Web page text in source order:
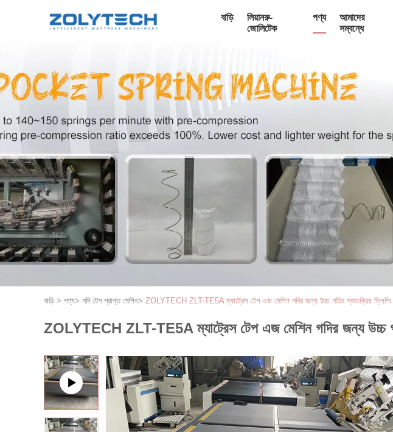
বাড়ি
লিয়ানরু-
জোলিটেক
পণ্য
আমাদের
সম্বন্ধে
বাড়ি > পণ্য> গদি টেপ প্রান্ত মেশিন> ZOLYTECH ZLT-TE5A ম্যাট্রেস টেপ এজ মেশিন গদির জন্য উচ্চ গতির স্বয়ংক্রিয়
ZOLYTECH ZLT-TE5A ম্যাট্রেস টেপ এজ মেশিন গদির জন্য উচ্চ